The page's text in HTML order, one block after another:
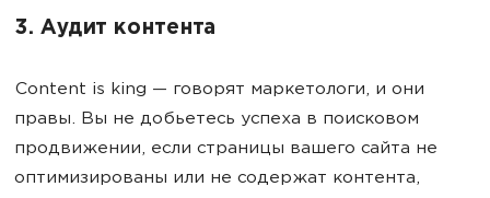
3. Аудит контента
Content is king — говорят маркетологи, и они
правы. Вы не добьетесь успеха в поисковом
продвижении, если страницы вашего сайта не
оптимизированы или не содержат контента,